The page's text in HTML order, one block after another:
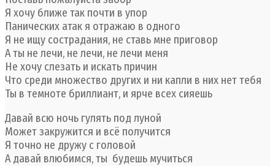
Я хочу ближе так почти в упор
Панических атак я отражаю в одного
Я не ищу сострадания, не ставь мне приговор
А ты не лечи, не лечи, не лечи меня
Не хочу слезать и искать причин
Что среди множество других и ни капли в них нет тебя
Ты в темноте бриллиант, и ярче всех сияешь
Давай всю ночь гулять под луной
Может закружится и всё получится
Я точно не дружу с головой
А давай влюбимся, ты будешь мучиться